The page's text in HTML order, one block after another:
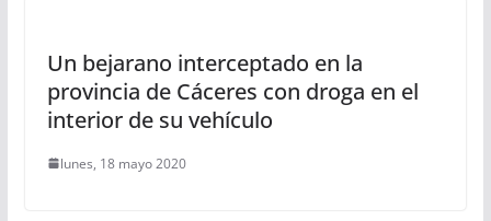
Un bejarano interceptado en la
provincia de Cáceres con droga en el
interior de su vehículo
lunes, 18 mayo 2020